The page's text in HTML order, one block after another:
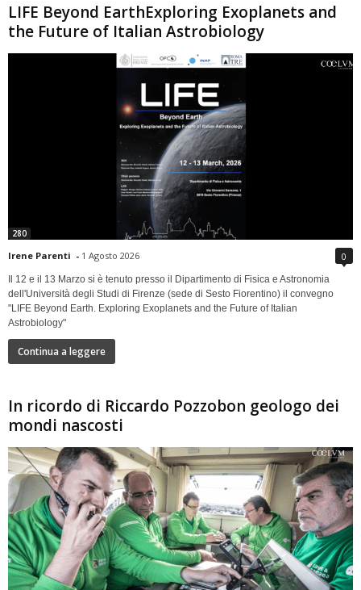
LIFE Beyond EarthExploring Exoplanets and
the Future of Italian Astrobiology
280
Irene Parenti - 1 Agosto 2026 0
Il 12 e il 13 Marzo si è tenuto presso il Dipartimento di Fisica e Astronomia
dell'Università degli Studi di Firenze (sede di Sesto Fiorentino) il convegno
"LIFE Beyond Earth. Exploring Exoplanets and the Future of Italian
Astrobiology"
Continua a leggere
In ricordo di Riccardo Pozzobon geologo dei
mondi nascosti